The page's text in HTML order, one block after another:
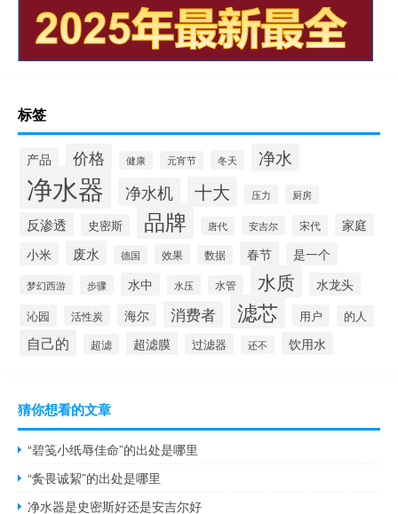
标签
产品 价格 健康 元宵节 冬天 净水
净水器 净水机 十大 压力 厨房
反渗透 史密斯 品牌 唐代 安吉尔 宋代
家庭
小米
废水 德国 效果 数据 春节 是一个
梦幻西游 步骤 水中 水压 水管 水质 水龙头
沁园 活性炭 海尔 消费者 滤芯 用户 的人
自己的 超滤 超滤膜 过滤器 还不 饮用水
猜你想看的文章
“碧笺小纸辱佳命”的出处是哪里
“夤畏诚絜”的出处是哪里
净水器是史密斯好还是安吉尔好